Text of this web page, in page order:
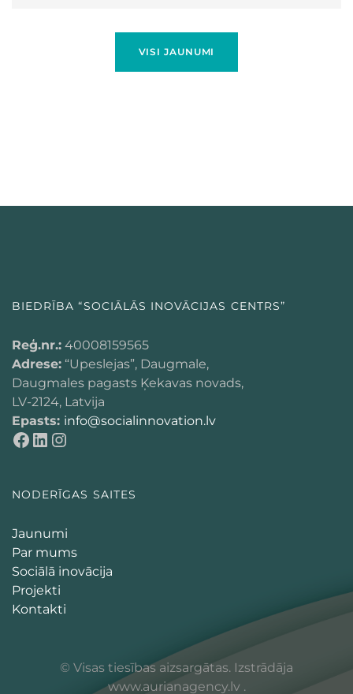
VISI JAUNUMI
BIEDRĪBA “SOCIĀLĀS INOVĀCIJAS CENTRS”
Reģ.nr.: 40008159565
Adrese: “Upeslejas”, Daugmale,
Daugmales pagasts Ķekavas novads,
LV-2124, Latvija
Epasts: info@socialinnovation.lv
NODERĪGAS SAITES
Jaunumi
Par mums
Sociālā inovācija
Projekti
Kontakti
© Visas tiesības aizsargātas. Izstrādāja
www.aurianagency.lv .